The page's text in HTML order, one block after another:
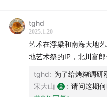
烤芬 -越烤越糊
- 在艺术祭中和烤芬
Lingge- 一个“很久都没有
tghd
2025.1.20
艺术在浮梁和南海大地
地艺术祭的IP，北川富
tghd: 为了给烤糊调研
宋大山
: 请问这期